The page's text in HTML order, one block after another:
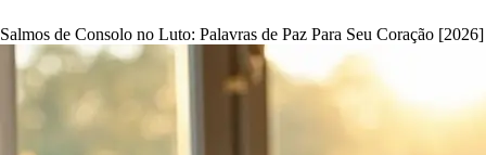
Salmos de Consolo no Luto: Palavras de Paz Para Seu Coração [2026]